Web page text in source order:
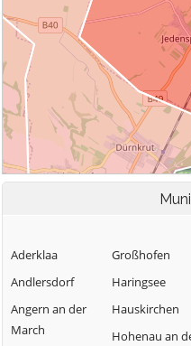
Aderklaa
Andlersdorf
Angern an der
March
Großhofen
Haringsee
Hauskirchen
Hohenau an